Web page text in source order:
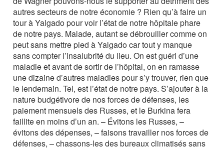
autres secteurs de notre économie ? Rien qu’à faire un
tour à Yalgado pour voir l’état de notre hôpitale phare
de notre pays. Malade, autant se débrouiller comme on
peut sans mettre pied à Yalgado car tout y manque
sans compter l’insalubrité du lieu. On est guéri d’une
maladie et avant de sortir de l’hôpital, on en ramasse
une dizaine d’autres maladies pour s’y trouver, rien que
le lendemain. Tel, est l’état de notre pays. S’ajouter à la
nature budgétivore de nos forces de défenses, les
paiement mensuels des Russes, et le Burkina fera
faillite en moins d’un an. – Évitons les Russes, –
évitons des dépenses, – faisons travailler nos forces de
défenses, – chassons-les des bureaux climatisés sans